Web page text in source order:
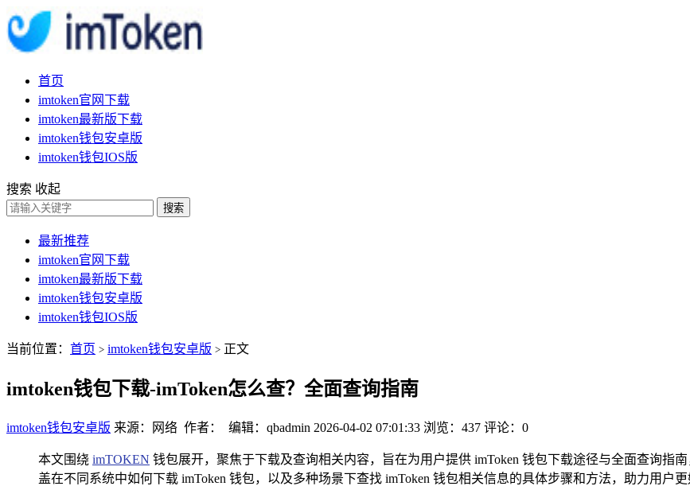
首页
imtoken官网下载
imtoken最新版下载
imtoken钱包安卓版
imtoken钱包IOS版
搜索 收起
搜索
最新推荐
imtoken官网下载
imtoken最新版下载
imtoken钱包安卓版
imtoken钱包IOS版
当前位置： 首页 > imtoken钱包安卓版 > 正文
imtoken钱包下载-imToken怎么查？全面查询指南
imtoken钱包安卓版 来源：网络 作者： 编辑：qbadmin 2026-04-02 07:01:33 浏览：437 评论：0
本文围绕 imTOKEN 钱包展开，聚焦于下载及查询相关内容，旨在为用户提供 imToken 钱包下载途径与全面查询指
盖在不同系统中如何下载 imToken 钱包，以及多种场景下查找 imToken 钱包相关信息的具体步骤和方法，助力用户